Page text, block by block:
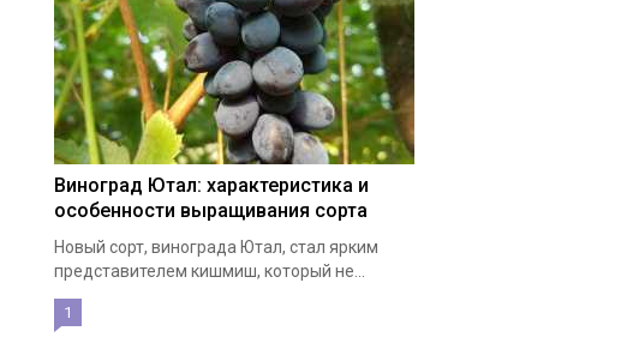
Виноград Ютал: характеристика и
особенности выращивания сорта
Новый сорт, винограда Ютал, стал ярким
представителем кишмиш, который не...
1